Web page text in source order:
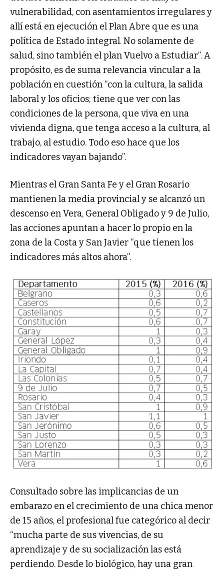
vulnerabilidad, con asentamientos irregulares y
allí está en ejecución el Plan Abre que es una
política de Estado integral. No solamente de
salud, sino también el plan Vuelvo a Estudiar”. A
propósito, es de suma relevancia vincular a la
población en cuestión “con la cultura, la salida
laboral y los oficios; tiene que ver con las
condiciones de la persona, que viva en una
vivienda digna, que tenga acceso a la cultura, al
trabajo, al estudio. Todo eso hace que los
indicadores vayan bajando”.
Mientras el Gran Santa Fe y el Gran Rosario
mantienen la media provincial y se alcanzó un
descenso en Vera, General Obligado y 9 de Julio,
las acciones apuntan a hacer lo propio en la
zona de la Costa y San Javier “que tienen los
indicadores más altos ahora”.
Consultado sobre las implicancias de un
embarazo en el crecimiento de una chica menor
de 15 años, el profesional fue categórico al decir
“mucha parte de sus vivencias, de su
aprendizaje y de su socialización las está
perdiendo. Desde lo biológico, hay una gran